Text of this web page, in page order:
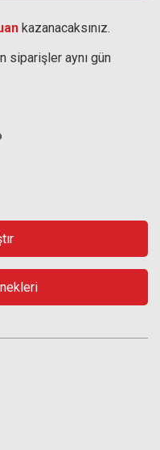
kazanacaksınız.
siparişler aynı gün